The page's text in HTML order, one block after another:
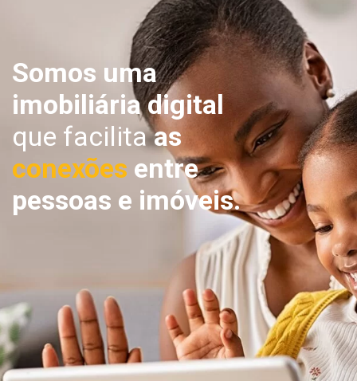
Somos uma
imobiliária digital
que facilitaas
conexões entre
pessoas e imóveis.